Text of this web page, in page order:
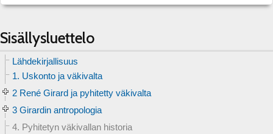
Sisällysluettelo
Lähdekirjallisuus
1. Uskonto ja väkivalta
2 René Girard ja pyhitetty väkivalta
3 Girardin antropologia
4. Pyhitetyn väkivallan historia